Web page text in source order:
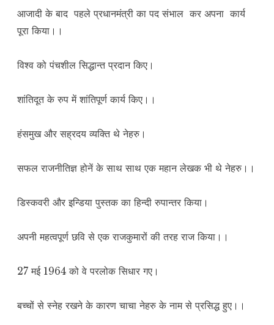
आजादी के बाद पहले प्रधानमंत्री का पद संभाल कर अपना कार्य
पूरा किया।।
विश्व को पंचशील सिद्धान्त प्रदान किए।
शांतिदूत के रुप में शांतिपूर्ण कार्य किए।।
हंसमुख और सह्रदय व्यक्ति थे नेहरु।
सफल राजनीतिज्ञ होनें के साथ साथ एक महान लेखक भी थे नेहरु।।
डिस्कवरी और इन्डिया पुस्तक का हिन्दी रुपान्तर किया।
अपनी महत्वपूर्ण छवि से एक राजकुमारों की तरह राज किया।।
27 मई 1964 को वे परलोक सिधार गए।
बच्चों से स्नेह रखने के कारण चाचा नेहरु के नाम से प्रसिद्ध हुए।।